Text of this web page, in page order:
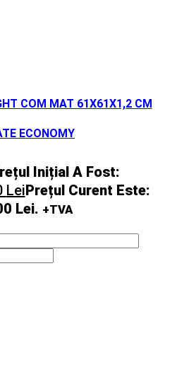
COM MAT 61X61X1,2 CM
ECONOMY
Inițial A Fost:
LeiPrețul Curent Este:
Lei. +TVA